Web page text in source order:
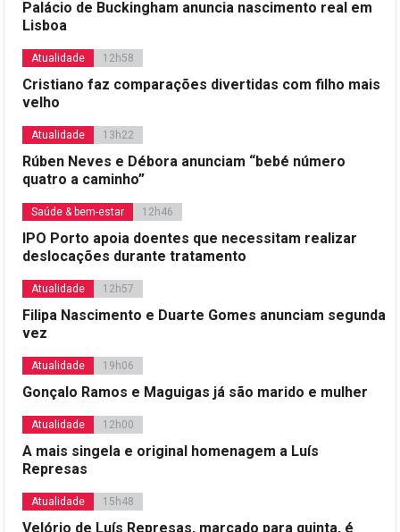
Palácio de Buckingham anuncia nascimento real em
Lisboa
Atualidade 12h58
Cristiano faz comparações divertidas com filho mais
velho
Atualidade 13h22
Rúben Neves e Débora anunciam “bebé número
quatro a caminho”
Saúde & bem-estar 12h46
IPO Porto apoia doentes que necessitam realizar
deslocações durante tratamento
Atualidade 12h57
Filipa Nascimento e Duarte Gomes anunciam segunda
vez
Atualidade 19h06
Gonçalo Ramos e Maguigas já são marido e mulher
Atualidade 12h00
A mais singela e original homenagem a Luís
Represas
Atualidade 15h48
Velório de Luís Represas, marcado para quinta, é